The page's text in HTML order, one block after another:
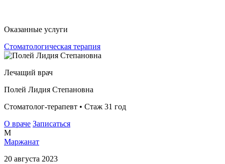
Оказанные услуги
Стоматологическая терапия
Лечащий врач
Полей Лидия Степановна
Стоматолог-терапевт • Стаж 31 год
О враче Записаться
М
Маржанат
20 августа 2023